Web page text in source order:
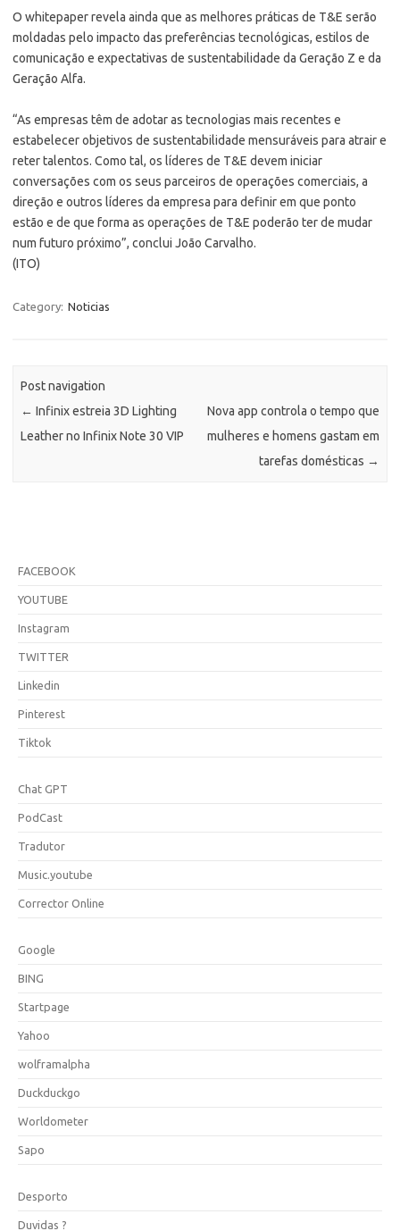
O whitepaper revela ainda que as melhores práticas de T&E serão
moldadas pelo impacto das preferências tecnológicas, estilos de
comunicação e expectativas de sustentabilidade da Geração Z e da
Geração Alfa.
“As empresas têm de adotar as tecnologias mais recentes e
estabelecer objetivos de sustentabilidade mensuráveis para atrair e
reter talentos. Como tal, os líderes de T&E devem iniciar
conversações com os seus parceiros de operações comerciais, a
direção e outros líderes da empresa para definir em que ponto
estão e de que forma as operações de T&E poderão ter de mudar
num futuro próximo”, conclui João Carvalho.
(ITO)
Category: Noticias
Post navigation
← Infinix estreia 3D Lighting
Leather no Infinix Note 30 VIP
Nova app controla o tempo que
mulheres e homens gastam em
tarefas domésticas →
FACEBOOK
YOUTUBE
Instagram
TWITTER
Linkedin
Pinterest
Tiktok
Chat GPT
PodCast
Tradutor
Music.youtube
Corrector Online
Google
BING
Startpage
Yahoo
wolframalpha
Duckduckgo
Worldometer
Sapo
Desporto
Duvidas ?